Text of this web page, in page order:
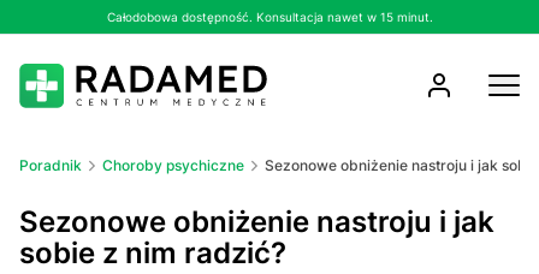
Całodobowa dostępność. Konsultacja nawet w 15 minut.
Poradnik Choroby psychiczne Sezonowe obniżenie nastroju i jak
Sezonowe obniżenie nastroju i jak
sobie z nim radzić?